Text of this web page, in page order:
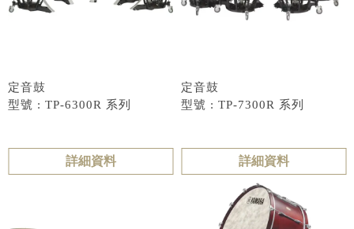
定音鼓
型號 : TP-6300R 系列
詳細資料
定音鼓
型號 : TP-7300R 系列
詳細資料